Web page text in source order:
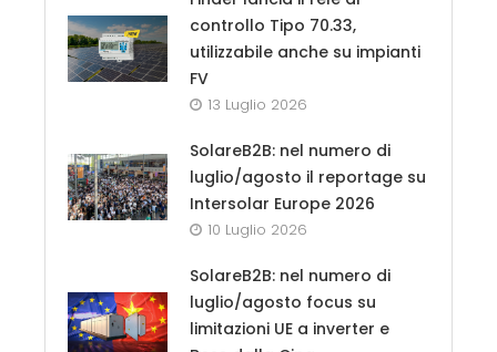
controllo Tipo 70.33,
utilizzabile anche su impianti
FV
13 Luglio 2026
SolareB2B: nel numero di
luglio/agosto il reportage su
Intersolar Europe 2026
10 Luglio 2026
SolareB2B: nel numero di
luglio/agosto focus su
limitazioni UE a inverter e